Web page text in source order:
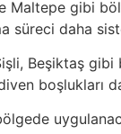
Maltepe gibi
süreci daha
Beşiktaş
boşlukları